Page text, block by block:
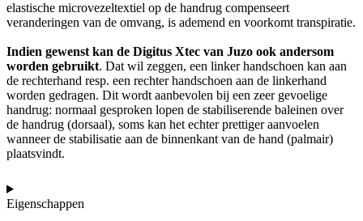
elastische microvezeltextiel op de handrug compenseert
veranderingen van de omvang, is ademend en voorkomt transpiratie.
Indien gewenst kan de Digitus Xtec van Juzo ook andersom
worden gebruikt. Dat wil zeggen, een linker handschoen kan aan
de rechterhand resp. een rechter handschoen aan de linkerhand
worden gedragen. Dit wordt aanbevolen bij een zeer gevoelige
handrug: normaal gesproken lopen de stabiliserende baleinen over
de handrug (dorsaal), soms kan het echter prettiger aanvoelen
wanneer de stabilisatie aan de binnenkant van de hand (palmair)
plaatsvindt.
Eigenschappen